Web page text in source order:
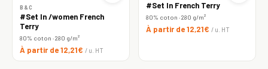
B&C
#Set In /women French
Terry
80% coton · 280 g/m²
À partir de 12,21€ / u. HT
#Set In French Terry
80% coton · 280 g/m²
À partir de 12,21€ / u. HT